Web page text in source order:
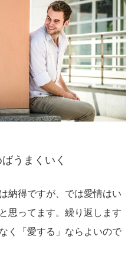
うまくいく
納得ですが、では愛情はい
思ってます。繰り返します
く「愛する」ならよいので